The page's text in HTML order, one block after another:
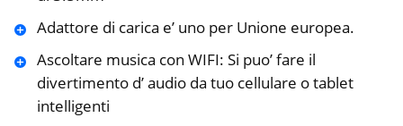
Adattore di carica e’ uno per Unione europea.
Ascoltare musica con WIFI: Si puo’ fare il
divertimento d’ audio da tuo cellulare o tablet
intelligenti